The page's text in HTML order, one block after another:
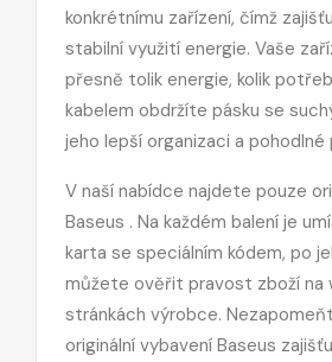
konkrétnímu zařízení, čímž
stabilní využití energie. Vaše
přesně tolik energie, kolik
kabelem obdržíte pásku se
jeho lepší organizaci a pohodlné
V naší nabídce najdete pouze
Baseus . Na každém balení je
karta se speciálním kódem, po
můžete ověřit pravost zboží na
stránkách výrobce.
originální vybavení Baseus